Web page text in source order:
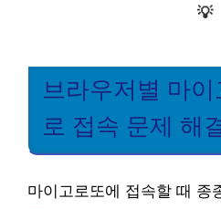
💡
브라우저별 마
로 접속 문제 해
마이고로또에 접속할 때 종